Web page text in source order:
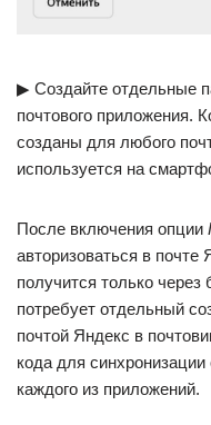
▶ Создайте отдельные
почтового приложения.
созданы для любого
используется на
После включения опции
авторизоваться в
получится только
потребует отдельный
почтой Яндекс в
кода для
каждого из приложений.